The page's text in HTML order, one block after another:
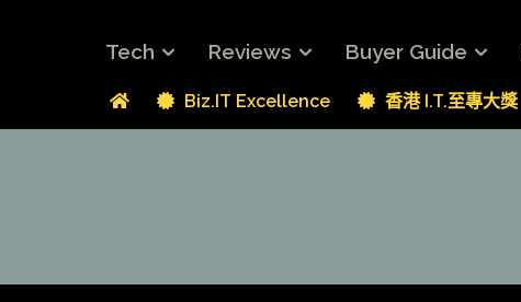
Tech Reviews Buyer Guide
Biz.IT Excellence 香港 I.T.至專大獎